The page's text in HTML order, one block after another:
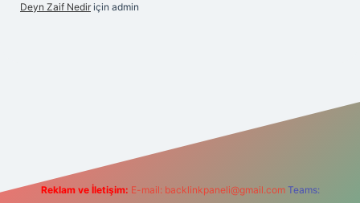
Deyn Zaif Nedir için admin
Reklam ve İletişim: E-mail: backlinkpaneli@gmail.com Teams: